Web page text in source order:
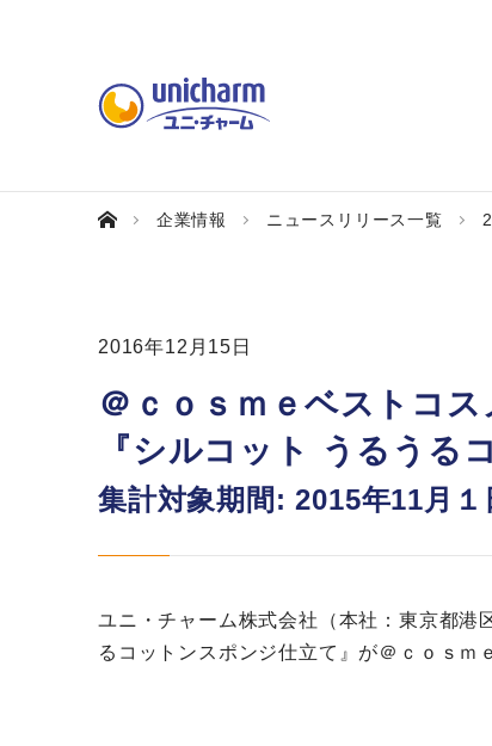
企業情報 ニュースリリース一覧
2016年12月15日
＠ｃｏｓｍｅベストコ
『シルコット うるうる
集計対象期間: 2015年11月１
ユニ・チャーム株式会社（本社：東京都港
るコットンスポンジ仕立て』が＠ｃｏｓｍ